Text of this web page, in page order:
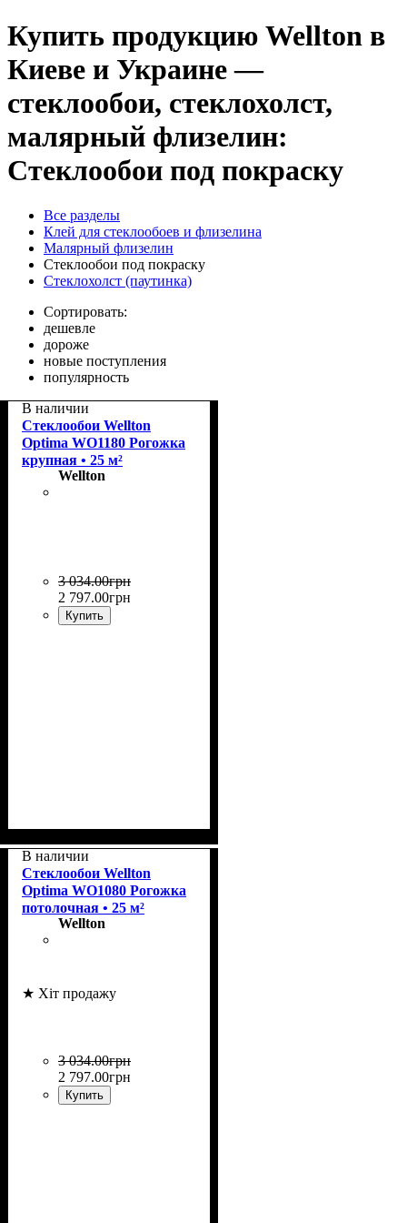
Купить продукцию Wellton в
Киеве и Украине —
стеклообои, стеклохолст,
малярный флизелин:
Стеклообои под покраску
Все разделы
Клей для стеклообоев и флизелина
Малярный флизелин
Стеклообои под покраску
Стеклохолст (паутинка)
Сортировать:
дешевле
дороже
новые поступления
популярность
В наличии
Стеклообои Wellton
Optima WO1180 Рогожка
крупная • 25 м²
Wellton
3 034.00грн
2 797.00грн
Купить
В наличии
Стеклообои Wellton
Optima WO1080 Рогожка
потолочная • 25 м²
Wellton
★ Хіт продажу
3 034.00грн
2 797.00грн
Купить